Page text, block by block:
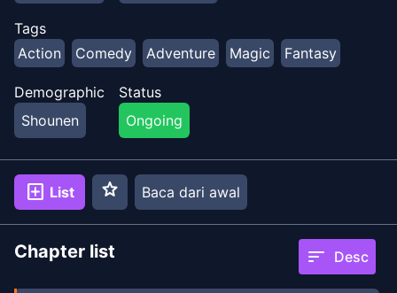
Tags
Action
Comedy Adventure Magic Fantasy
Demographic
Shounen
Status
Ongoing
add_box List star Baca dari awal
Chapter list sort Desc